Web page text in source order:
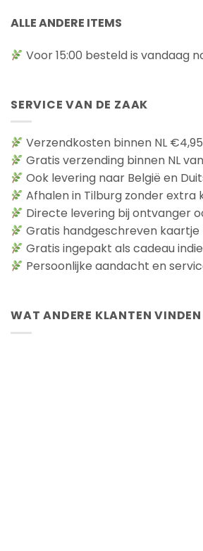
ALLE ANDERE ITEMS
Voor 15:00 besteld is vandaag
SERVICE VAN DE ZAAK
Verzendkosten binnen NL €4,95
Gratis verzending binnen NL
Ook levering naar België en
Afhalen in Tilburg zonder extra
Directe levering bij ontvanger
Gratis handgeschreven kaartje
Gratis ingepakt als cadeau
Persoonlijke aandacht en
WAT ANDERE KLANTEN VINDEN